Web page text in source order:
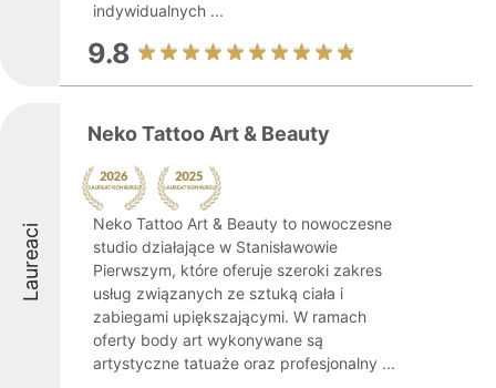
indywidualnych ...
9.8
Laureaci
Neko Tattoo Art & Beauty
Neko Tattoo Art & Beauty to nowoczesne
studio działające w Stanisławowie
Pierwszym, które oferuje szeroki zakres
usług związanych ze sztuką ciała i
zabiegami upiększającymi. W ramach
oferty body art wykonywane są
artystyczne tatuaże oraz profesjonalny ...